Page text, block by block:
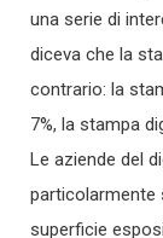
una serie di
diceva che la
contrario: la
7%, la stampa
Le aziende del
particolarmente
superficie